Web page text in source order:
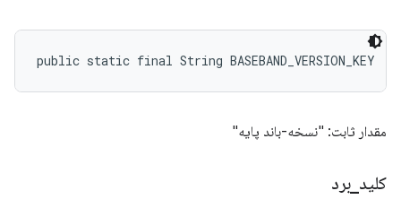
public static final String BASEBAND_VERSION_KEY
مقدار ثابت: "نسخه-باند پایه"
کلید _برد